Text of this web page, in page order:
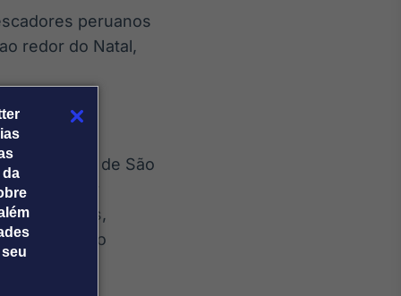
peruanos
redor do Natal,
Ciências
Agronomia de São
provocar
áreas rurais,